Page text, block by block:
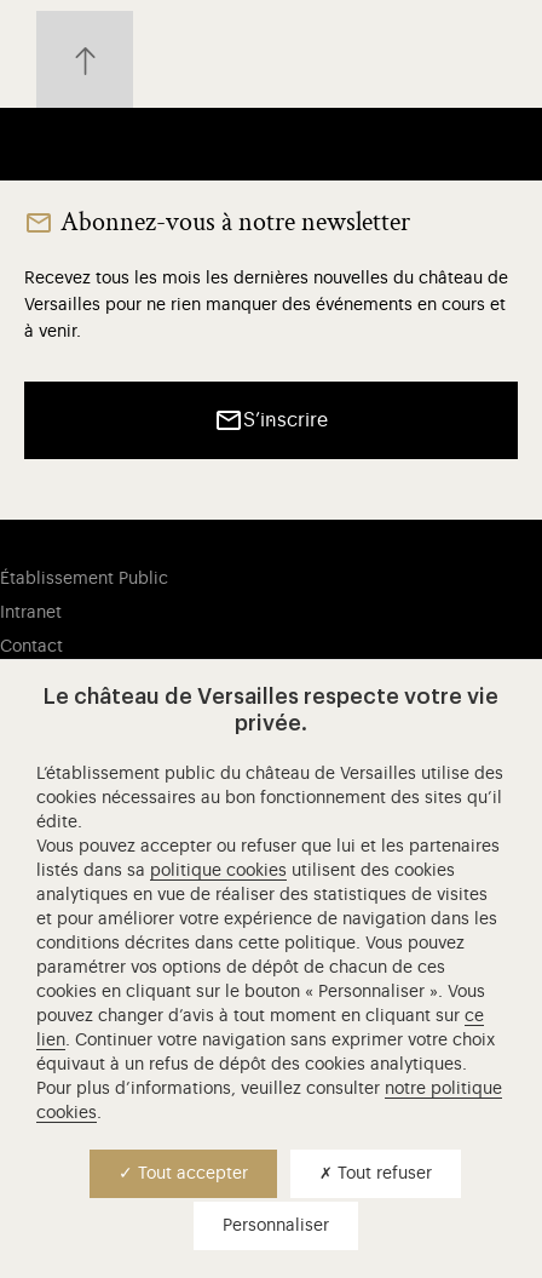
Abonnez-vous à notre newsletter
Recevez tous les mois les dernières nouvelles du château de
Versailles pour ne rien manquer des événements en cours et
à venir.
S’inscrire
Établissement Public
Intranet
Contact
Concessions
Licences de marque
Aide et accessibilité
Accessibilité : Partiellement conforme
Marchés Publics
Crédits
Mentions légales
Données personnelles
Gestion des cookies
Le château de Versailles respecte votre vie
privée.
L’établissement public du château de Versailles utilise des
cookies nécessaires au bon fonctionnement des sites qu’il
édite.
Vous pouvez accepter ou refuser que lui et les partenaires
listés dans sa politique cookies utilisent des cookies
analytiques en vue de réaliser des statistiques de visites
et pour améliorer votre expérience de navigation dans les
conditions décrites dans cette politique. Vous pouvez
paramétrer vos options de dépôt de chacun de ces
cookies en cliquant sur le bouton « Personnaliser ». Vous
pouvez changer d’avis à tout moment en cliquant surce
lien. Continuer votre navigation sans exprimer votre choix
équivaut à un refus de dépôt des cookies analytiques.
Pour plus d’informations, veuillez consulter notre politique
cookies.
Tout accepter Tout refuser
Personnaliser